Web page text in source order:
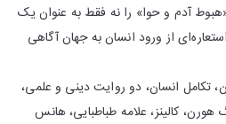
آدم و حوا» را نه فقط به‌ عنوان یک
از ورود انسان به جهان آگاهی
تکامل انسان، دو روایت دینی و علمی،
کالینز، علامه طباطبایی، هانس